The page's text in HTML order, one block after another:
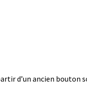
d’un ancien